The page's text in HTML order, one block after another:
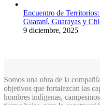
Encuentro de
Guaraní, Guarayas y
9 diciembre, 2025
Somos una obra de la
objetivos que fortalezcan las
hombres indígenas,